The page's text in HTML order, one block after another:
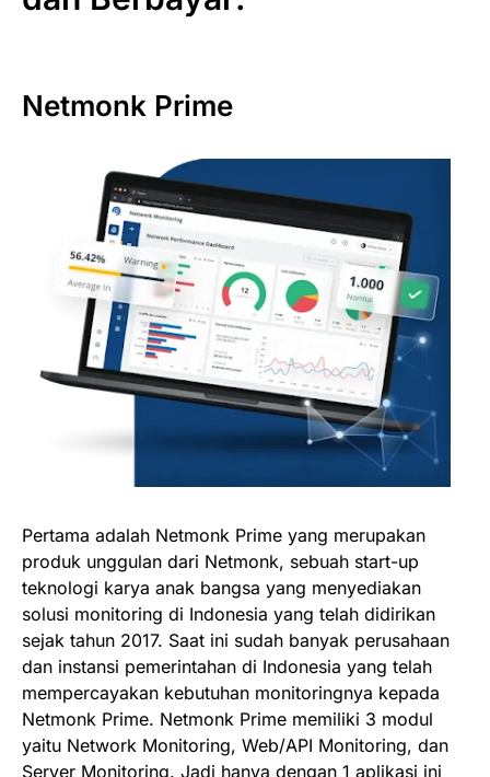
Netmonk Prime
Pertama adalah Netmonk Prime yang merupakan
produk unggulan dari Netmonk, sebuah start-up
teknologi karya anak bangsa yang menyediakan
solusi monitoring di Indonesia yang telah didirikan
sejak tahun 2017. Saat ini sudah banyak perusahaan
dan instansi pemerintahan di Indonesia yang telah
mempercayakan kebutuhan monitoringnya kepada
Netmonk Prime. Netmonk Prime memiliki 3 modul
yaitu Network Monitoring, Web/API Monitoring, dan
Server Monitoring. Jadi hanya dengan 1 aplikasi ini